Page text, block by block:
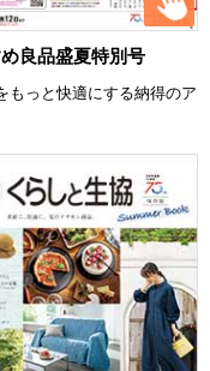
良品盛夏特別号
もっと快適にする納得のア